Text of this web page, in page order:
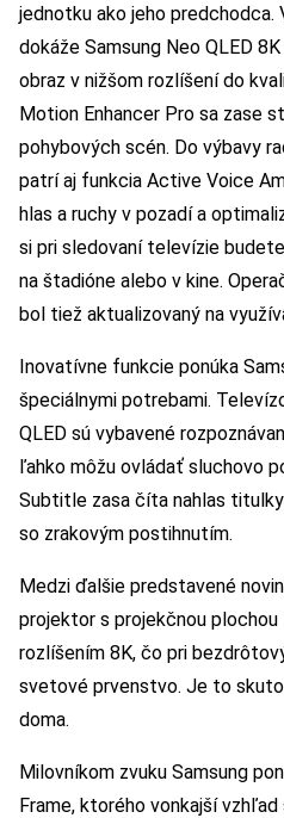
jednotku ako jeho
dokáže Samsung Neo QLED
obraz v nižšom rozlíšení do
Motion Enhancer Pro sa zase
pohybových scén. Do výbavy
patrí aj funkcia Active Voice
hlas a ruchy v pozadí a
si pri sledovaní televízie
na štadióne alebo v kine.
bol tiež aktualizovaný na
Inovatívne funkcie ponúka
špeciálnymi potrebami.
QLED sú vybavené
ľahko môžu ovládať sluchovo
Subtitle zasa číta nahlas
so zrakovým postihnutím.
Medzi ďalšie predstavené
projektor s projekčnou plochou
rozlíšením 8K, čo pri
svetové prvenstvo. Je to
doma.
Milovníkom zvuku Samsung
Frame, ktorého vonkajší